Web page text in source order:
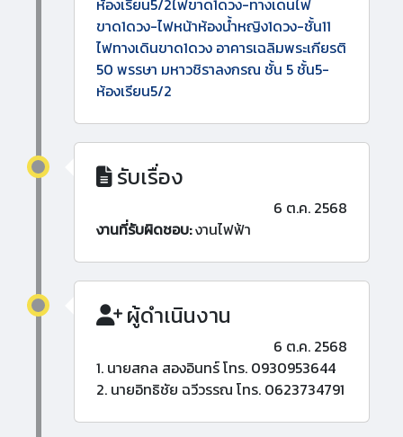
ห้องเรียน5/2ไฟขาด1ดวง-ทางเดนไฟ
ขาด1ดวง-ไฟหน้าห้องน้ำหญิง1ดวง-ชั้น11
ไฟทางเดินขาด1ดวง อาคารเฉลิมพระเกียรติ
50 พรรษา มหาวชิราลงกรณ ชั้น 5 ชั้น5-
ห้องเรียน5/2
รับเรื่อง
6 ต.ค. 2568
งานที่รับผิดชอบ:งานไฟฟ้า
ผู้ดำเนินงาน
6 ต.ค. 2568
1. นายสกล สองอินทร์ โทร. 0930953644
2. นายอิทธิชัย ฉวีวรรณ โทร. 0623734791